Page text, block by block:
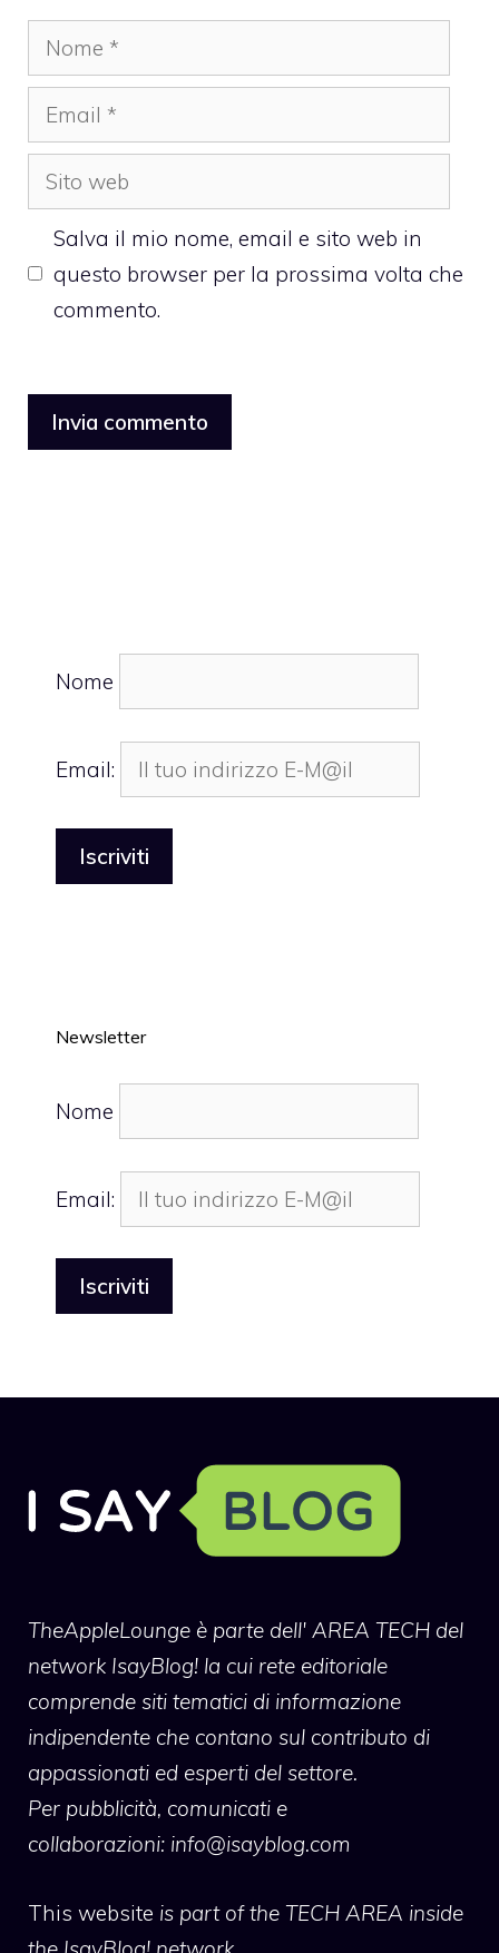
Nome
Email
Sito
web
Salva il mio nome, email e sito web in
questo browser per la prossima volta che
commento.
Nome
Email:
Newsletter
Nome
Email:
TheAppleLounge è parte dell' AREA TECH del
network IsayBlog! la cui rete editoriale
comprende siti tematici di informazione
indipendente che contano sul contributo di
appassionati ed esperti del settore.
Per pubblicità, comunicati e
collaborazioni: info@isayblog.com
This website is part of the TECH AREA inside